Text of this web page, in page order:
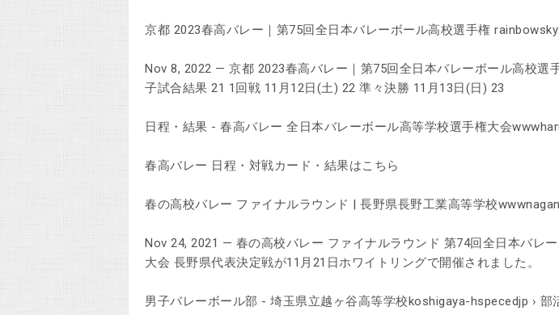
京都 2023春高バレー｜第75回全日本バレーボール高校選手権
Nov 8, 2022 — 京都 2023春高バレー｜第75回全日本バレーボール高校選
子試合結果 21 1回戦 11月12日(土) 22 準々決勝 11月13日(日) 23
日程・結果 - 春高バレー 全日本バレーボール高等学校選手権大会
春高バレー 日程・対戦カード・結果はこちら
春の高校バレー ファイナルラウンド | 長野県長野工業高等学校
Nov 24, 2021 — 春の高校バレー ファイナルラウンド 第74回全日本バレ
大会 長野県代表決定戦が11月21日ホワイトリングで開催されました。
男子バレーボール部 - 埼玉県立越ヶ谷高等学校koshigaya-hspecedjp › 部